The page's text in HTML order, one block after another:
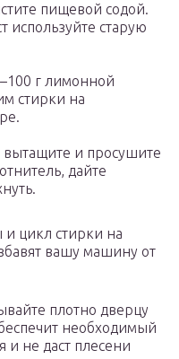
пищевой содой.
используйте старую
г лимонной
стирки на
и просушите
дайте
цикл стирки на
вашу машину от
плотно дверцу
необходимый
и не даст плесени